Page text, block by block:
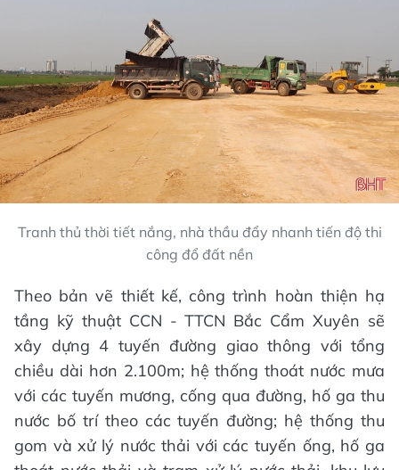
Tranh thủ thời tiết nắng, nhà thầu đẩy nhanh tiến độ thi
công đổ đất nền
Theo bản vẽ thiết kế, công trình hoàn thiện hạ
tầng kỹ thuật CCN - TTCN Bắc Cẩm Xuyên sẽ
xây dựng 4 tuyến đường giao thông với tổng
chiều dài hơn 2.100m; hệ thống thoát nước mưa
với các tuyến mương, cống qua đường, hố ga thu
nước bố trí theo các tuyến đường; hệ thống thu
gom và xử lý nước thải với các tuyến ống, hố ga